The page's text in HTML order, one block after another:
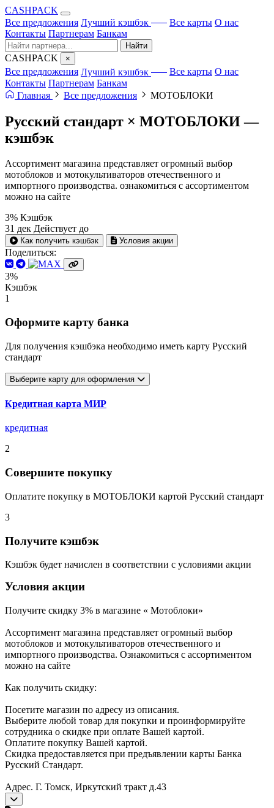
CASHPACK
Все предложения Лучший кэшбэк Все карты О нас
Контакты Партнерам Банкам
Найти
CASHPACK ×
Все предложения Лучший кэшбэк Все карты О нас
Контакты Партнерам Банкам
Главная
Все предложения МОТОБЛОКИ
Русский стандарт × МОТОБЛОКИ —
кэшбэк
Ассортимент магазина представляет огромный выбор
мотоблоков и мотокультиваторов отечественного и
импортного производства. ознакомиться с ассортиментом
можно на сайте
3% Кэшбэк
31 дек Действует до
Как получить кэшбэк Условия акции
Поделиться:
3%
Кэшбэк
1
Оформите карту банка
Для получения кэшбэка необходимо иметь карту Русский
стандарт
Выберите карту для оформления
Кредитная карта МИР
кредитная
2
Совершите покупку
Оплатите покупку в МОТОБЛОКИ картой Русский стандарт
3
Получите кэшбэк
Кэшбэк будет начислен в соответствии с условиями акции
Условия акции
Получите скидку 3% в магазине « Мотоблоки»
Ассортимент магазина представляет огромный выбор
мотоблоков и мотокультиваторов отечественного и
импортного производства. Ознакомиться с ассортиментом
можно на сайте
Как получить скидку:
Посетите магазин по адресу из описания.
Выберите любой товар для покупки и проинформируйте
сотрудника о скидке при оплате Вашей картой.
Оплатите покупку Вашей картой.
Скидка предоставляется при предъявлении карты Банка
Русский Стандарт.
Адрес. Г. Томск, Иркутский тракт д.43